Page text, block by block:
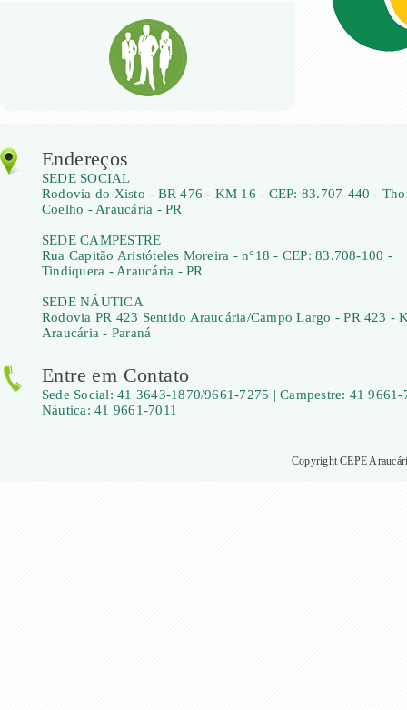
Endereços
SEDE SOCIAL
Rodovia do Xisto - BR 476 - KM 16 - CEP: 83.707-440 -
Coelho - Araucária - PR
SEDE CAMPESTRE
Rua Capitão Aristóteles Moreira - n°18 - CEP: 83.708-100 -
Tindiquera - Araucária - PR
SEDE NÁUTICA
Rodovia PR 423 Sentido Araucária/Campo Largo - PR 423 -
Araucária - Paraná
Entre em Contato
Sede Social: 41 3643-1870/9661-7275 | Campestre: 41 9661-
Náutica: 41 9661-7011
Copyright CEPE